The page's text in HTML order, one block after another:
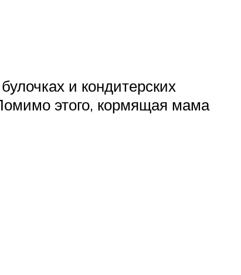
и кондитерских
этого, кормящая мама